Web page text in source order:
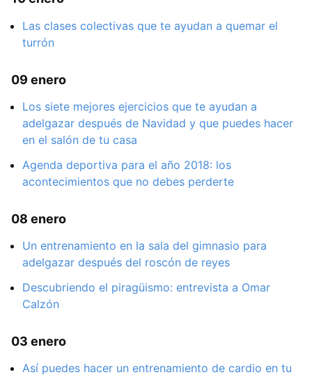
Las clases colectivas que te ayudan a quemar el
turrón
09 enero
Los siete mejores ejercicios que te ayudan a
adelgazar después de Navidad y que puedes hacer
en el salón de tu casa
Agenda deportiva para el año 2018: los
acontecimientos que no debes perderte
08 enero
Un entrenamiento en la sala del gimnasio para
adelgazar después del roscón de reyes
Descubriendo el piragüismo: entrevista a Omar
Calzón
03 enero
Así puedes hacer un entrenamiento de cardio en tu